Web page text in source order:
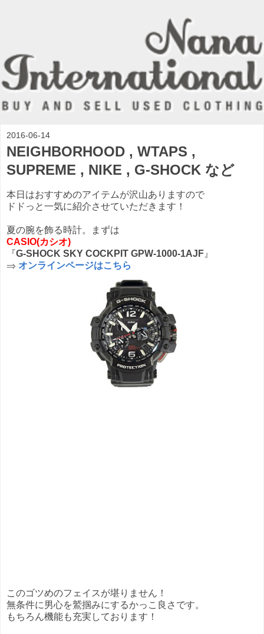
2016-06-14
NEIGHBORHOOD , WTAPS ,
SUPREME , NIKE , G-SHOCK など
本日はおすすめのアイテムが沢山ありますので
ドドっと一気に紹介させていただきます！
夏の腕を飾る時計。まずは
CASIO(カシオ)
『G-SHOCK SKY COCKPIT GPW-1000-1AJF 』
⇒ オンラインページはこちら
このゴツめのフェイスが堪りません！
無条件に男心を鷲掴みにするかっこ良さです。
もちろん機能も充実しております！